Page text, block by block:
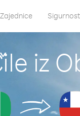
Zajednice Sigurnost
iz